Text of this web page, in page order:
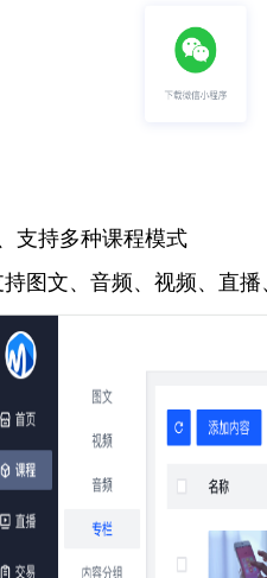
支持多种课程模式
持图文、音频、视频、直